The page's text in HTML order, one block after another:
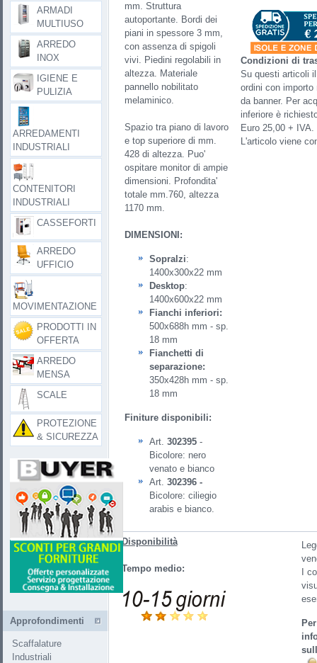
mm. Struttura
autoportante. Bordi dei
piani in spessore 3 mm,
con assenza di spigoli
vivi. Piedini regolabili in
altezza. Materiale
pannello nobilitato
melaminico.
Spazio tra piano di lavoro
e top superiore di mm.
428 di altezza. Puo'
ospitare monitor di ampie
dimensioni. Profondita'
totale mm.760, altezza
1170 mm.
DIMENSIONI:
Sopralzi:
1400x300x22 mm
Desktop:
1400x600x22 mm
Fianchi inferiori:
500x688h mm - sp.
18 mm
Fianchetti di
separazione:
350x428h mm - sp.
18 mm
Finiture disponibili:
Art. 302395 -
Bicolore: nero
venato e bianco
Art. 302396 -
Bicolore: ciliegio
arabis e bianco.
Condizioni di
Su questi articoli
ordini con
da banner. Per
inferiore è
Euro 25,00 + IVA.
L'articolo viene
Disponibilità
Tempo medio:
I
ARMADI
MULTIUSO
ARREDO
INOX
IGIENE E
PULIZIA
ARREDAMENTI
INDUSTRIALI
CONTENITORI
INDUSTRIALI
CASSEFORTI
ARREDO
UFFICIO
MOVIMENTAZIONE
PRODOTTI IN
OFFERTA
ARREDO
MENSA
SCALE
PROTEZIONE
& SICUREZZA
Approfondimenti
Scaffalature
Industriali